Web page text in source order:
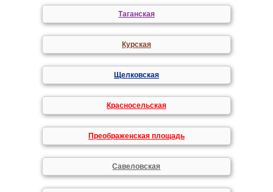
Таганская
Курская
Щелковская
Красносельская
Преображенская площадь
Савеловская